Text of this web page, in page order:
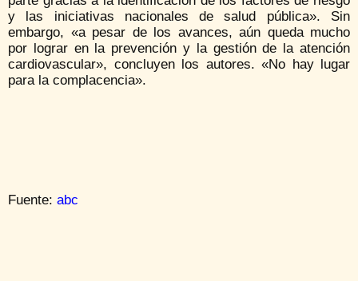
y las iniciativas nacionales de salud pública». Sin
embargo, «a pesar de los avances, aún queda mucho
por lograr en la prevención y la gestión de la atención
cardiovascular», concluyen los autores. «No hay lugar
para la complacencia».
Fuente: abc